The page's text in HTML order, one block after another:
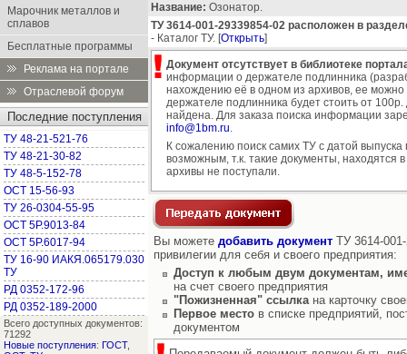
Марочник металлов и
сплавов
Бесплатные программы
Реклама на портале
Отраслевой форум
Последние поступления
ТУ 48-21-521-76
ТУ 48-21-30-82
ТУ 48-5-152-78
ОСТ 15-56-93
ТУ 26-0304-55-95
ОСТ 5Р.9013-84
ОСТ 5Р.6017-94
ТУ 16-90 ИАКЯ.065179.030
ТУ
РД 0352-172-96
РД 0352-189-2000
Всего доступных документов:
71292
Новые поступления: ГОСТ,
Название: Озонатор.
ТУ 3614-001-29339854-02 расположен в
- Каталог ТУ. [Открыть]
Документ отсутствует в библиотеке
информации о держателе подлинника
нахождению её в одном из архивов, ее
держателе подлинника будет стоить от
найдена. Для заказа поиска информации
info@1bm.ru.
К сожалению поиск самих ТУ с датой
возможным, т.к. такие документы, находятся
архивы не поступали.
Вы можете добавить документ ТУ 3614-
привилегии для себя и своего предприятия:
Доступ к любым двум документам,
на счет своего предприятия
"Пожизненная" ссылкана карточку
Первое место в списке предприятий,
документом